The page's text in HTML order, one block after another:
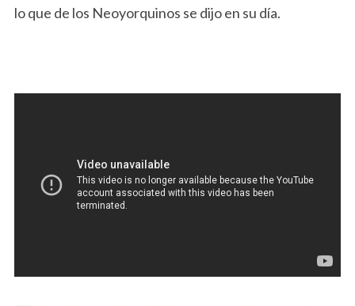
lo que de los Neoyorquinos se dijo en su día.